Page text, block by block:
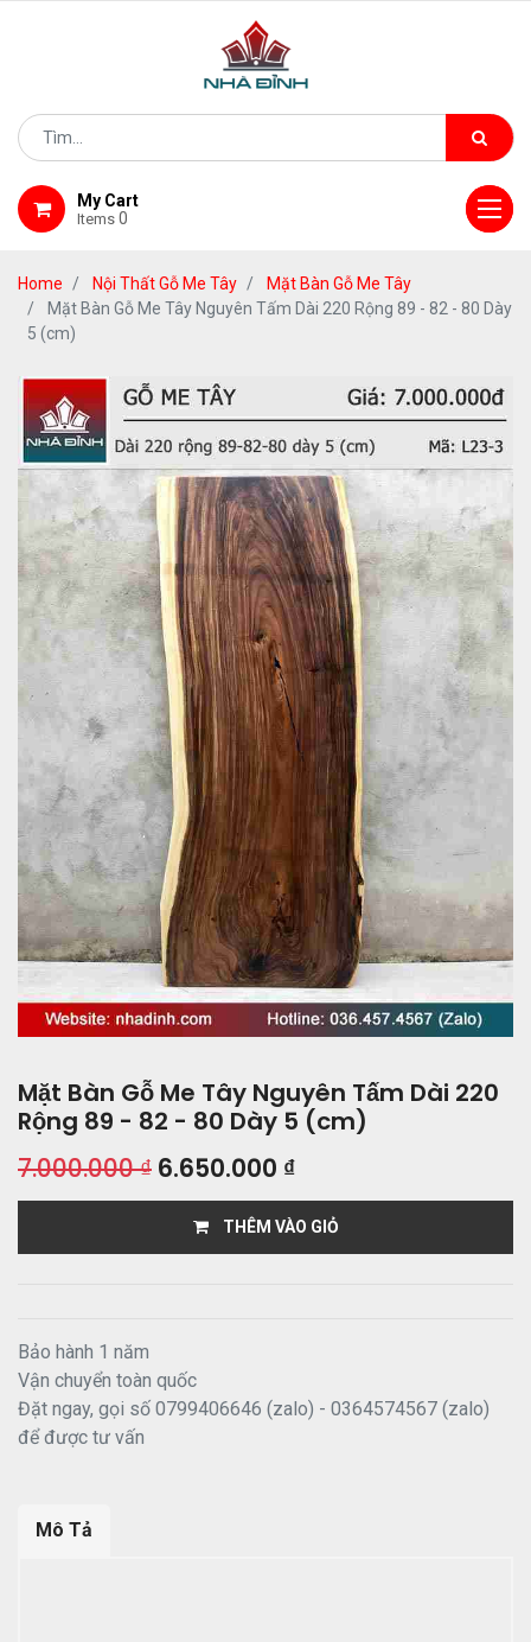
My Cart
Items 0
Home Nội Thất Gỗ Me Tây
Mặt Bàn Gỗ Me Tây
Mặt Bàn Gỗ Me Tây Nguyên Tấm Dài 220 Rộng 89 - 82 - 80 Dày
5 (cm)
Mặt Bàn Gỗ Me Tây Nguyên Tấm Dài 220
Rộng 89 - 82 - 80 Dày 5 (cm)
7.000.000₫ 6.650.000 ₫
THÊM VÀO GIỎ
Bảo hành 1 năm
Vận chuyển toàn quốc
Đặt ngay, gọi số 0799406646 (zalo) - 0364574567 (zalo)
để được tư vấn
Mô Tả